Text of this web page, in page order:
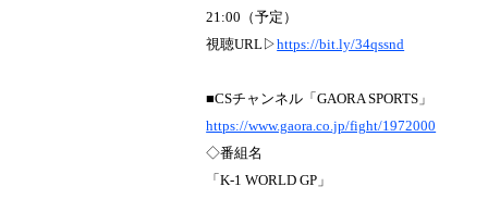
21:00（予定）
視聴URL▷https://bit.ly/34qssnd
■CSチャンネル「GAORA SPORTS」
https://www.gaora.co.jp/fight/1972000
◇番組名
「K-1 WORLD GP」